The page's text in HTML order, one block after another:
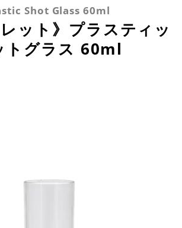
Shot Glass 60ml
レット》プラスティッ
トグラス 60ml